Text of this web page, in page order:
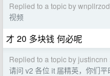
Replied to a topic by
视频
才 20 多块钱 何必呢
Replied to a topic by justincnn
请问 v2 各位 it 届精英，你们平